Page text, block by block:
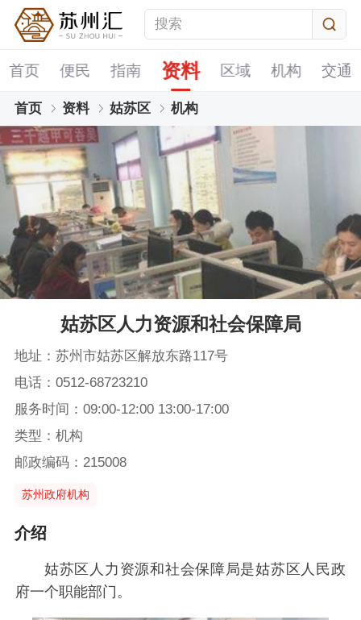
首页 便民 指南 资料 区域 机构 交通
首页 资料 姑苏区 机构
姑苏区人力资源和社会保障局
地址：苏州市姑苏区解放东路117号
电话：0512-68723210
服务时间：09:00-12:00 13:00-17:00
类型：机构
邮政编码：215008
苏州政府机构
介绍
姑苏区人力资源和社会保障局是姑苏区人民政
府一个职能部门。